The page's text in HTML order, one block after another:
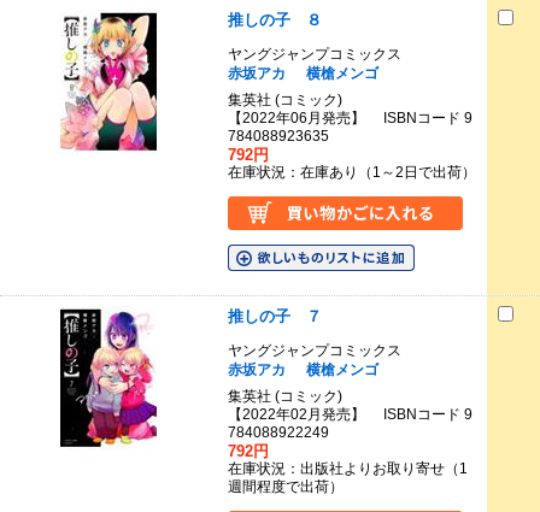
推しの子 ８
ヤングジャンプコミックス
赤坂アカ
横槍メンゴ
集英社 (コミック)
【2022年06月発売】 ISBNコード 9
784088923635
792円
在庫状況：在庫あり（1～2日で出荷）
推しの子 ７
ヤングジャンプコミックス
赤坂アカ
横槍メンゴ
集英社 (コミック)
【2022年02月発売】 ISBNコード 9
784088922249
792円
在庫状況：出版社よりお取り寄せ（1
週間程度で出荷）